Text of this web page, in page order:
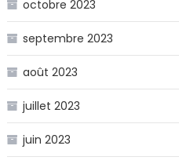
octobre 2023
septembre 2023
août 2023
juillet 2023
juin 2023